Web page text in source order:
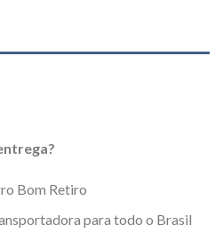
Bom Retiro
para todo o Brasil